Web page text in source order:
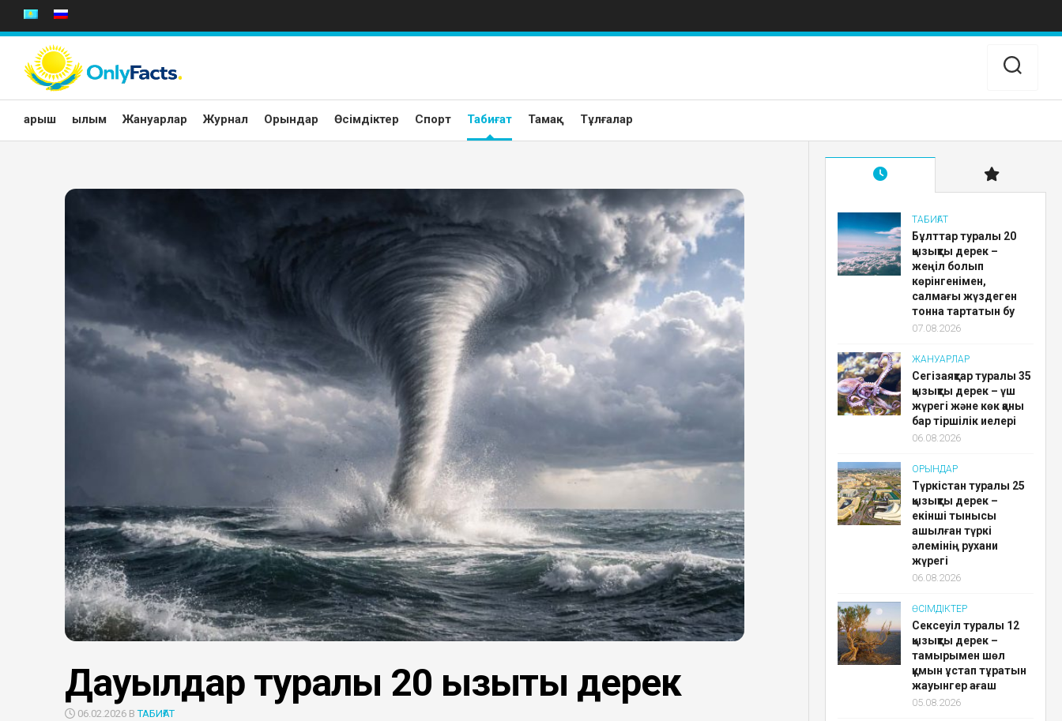
Ғарыш Ғылым Жануарлар Журнал Орындар Өсімдіктер Спорт Табиғат Тамақ Тұлғалар
Дауылдар туралы 20 қызықты дерек
06.02.2026 ВТАБИҒАТ
ТАБИҒАТ
Бұлттар туралы 20
қызықты дерек –
жеңіл болып
көрінгенімен,
салмағы жүздеген
тонна тартатын бу
07.08.2026
ЖАНУАРЛАР
Сегізаяқтар туралы 35
қызықты дерек – үш
жүрегі және көк қаны
бар тіршілік иелері
06.08.2026
ОРЫНДАР
Түркістан туралы 25
қызықты дерек –
екінші тынысы
ашылған түркі
әлемінің рухани
жүрегі
06.08.2026
ӨСІМДІКТЕР
Сексеуіл туралы 12
қызықты дерек –
тамырымен шөл
құмын ұстап тұратын
жауынгер ағаш
05.08.2026